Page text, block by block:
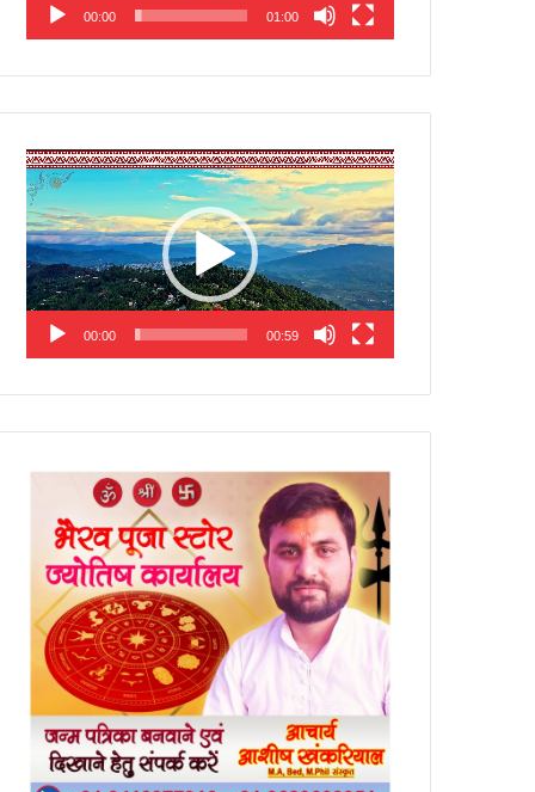
00:00 01:00
Video
Player
00:00 00:59